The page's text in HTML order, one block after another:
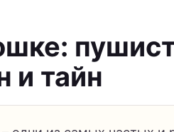
и тайн